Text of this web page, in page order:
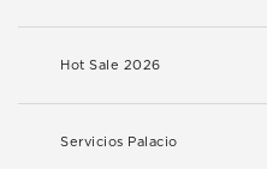
Hot Sale 2026
Servicios Palacio